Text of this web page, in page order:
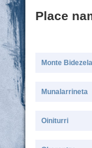
Place
Monte
Munalarrineta
Oiniturri